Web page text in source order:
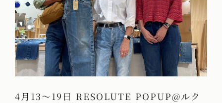
4月13～19日 RESOLUTE POPUP@ルク